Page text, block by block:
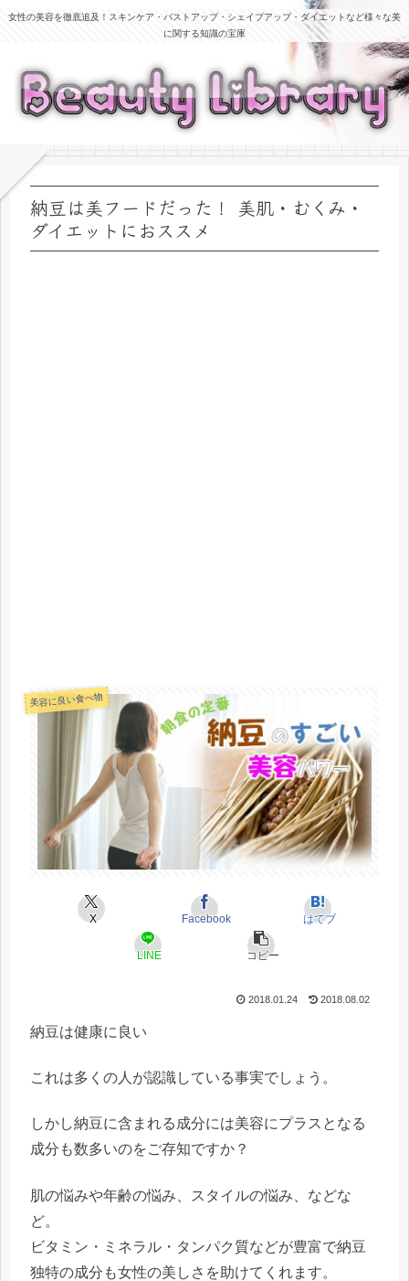
女性の美容を徹底追及！スキンケア・バストアップ・シェイプアップ・ダイエットなど様々な美
に関する知識の宝庫
納豆は美フードだった！ 美肌・むくみ・
ダイエットにおススメ
美容に良い食べ物
X Facebook はてブ
LINE コピー
2018.01.24 2018.08.02
納豆は健康に良い
これは多くの人が認識している事実でしょう。
しかし納豆に含まれる成分には美容にプラスとなる
成分も数多いのをご存知ですか？
肌の悩みや年齢の悩み、スタイルの悩み、などな
ど。
ビタミン・ミネラル・タンパク質などが豊富で納豆
独特の成分も女性の美しさを助けてくれます。